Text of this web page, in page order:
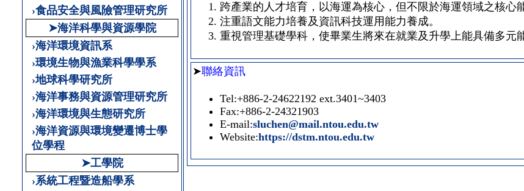
›食品安全與風險管理研究所
➤海洋科學與資源學院
›海洋環境資訊系
›環境生物與漁業科學學系
›地球科學研究所
›海洋事務與資源管理研究所
›海洋環境與生態研究所
›海洋資源與環境變遷博士學
位學程
➤工學院
›系統工程暨造船學系
跨產業的人才培育，以海運為核心，但不限於海運領域之核心
注重語文能力培養及資訊科技運用能力養成。
重視管理基礎學科，使畢業生將來在就業及升學上能具備多元
➤聯絡資訊
Tel:+886-2-24622192 ext.3401~3403
Fax:+886-2-24321903
E-mail:sluchen@mail.ntou.edu.tw
Website:https://dstm.ntou.edu.tw